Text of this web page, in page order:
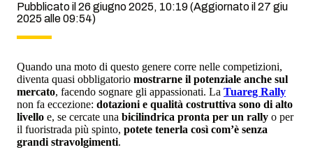
Pubblicato il 26 giugno 2025, 10:19(Aggiornato il 27 giu
2025 alle 09:54)
Quando una moto di questo genere corre nelle competizioni,
diventa quasi obbligatorio mostrarne il potenziale anche sul
mercato, facendo sognare gli appassionati. La Tuareg Rally
non fa eccezione: dotazioni e qualità costruttiva sono di alto
livello e, se cercate una bicilindrica pronta per un rally o per
il fuoristrada più spinto, potete tenerla così com’è senza
grandi stravolgimenti.